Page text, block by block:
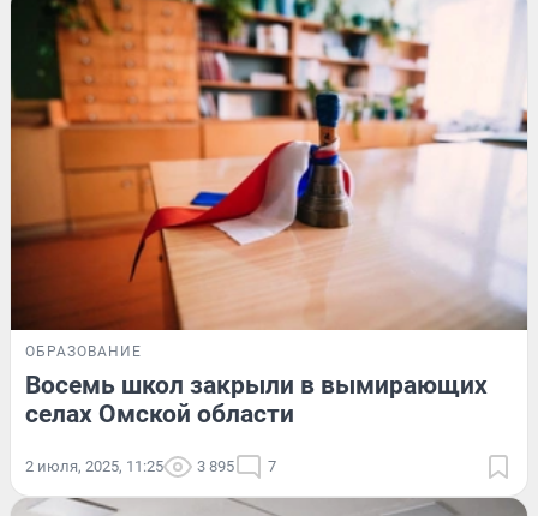
ОБРАЗОВАНИЕ
Восемь школ закрыли в вымирающих
селах Омской области
2 июля, 2025, 11:25 3 895 7